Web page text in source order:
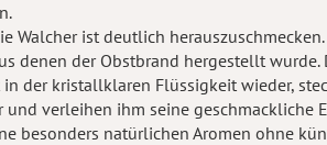
Walcher ist deutlich
denen der Obstbrand hergestellt
der kristallklaren Flüssigkeit wieder,
und verleihen ihm seine geschmackliche
besonders natürlichen Aromen ohne